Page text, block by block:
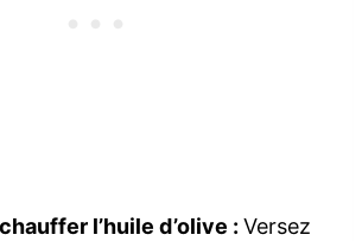
l’huile d’olive : Versez